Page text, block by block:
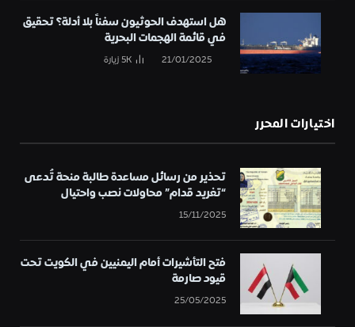
هل استهدف الحوثيون سفناً بلا أدلة؟ تحقيق
في قائمة الهجمات البحرية
21/01/2025
5Kزيارة
اختيارات المحرر
تحذير من رسائل مساعدة طالبة منحة تُدعى
“تغريد قدام” محاولات نصب واحتيال
15/11/2025
فتح التأشيرات أمام اليمنيين في الكويت تحت
قيود صارمة
25/05/2025